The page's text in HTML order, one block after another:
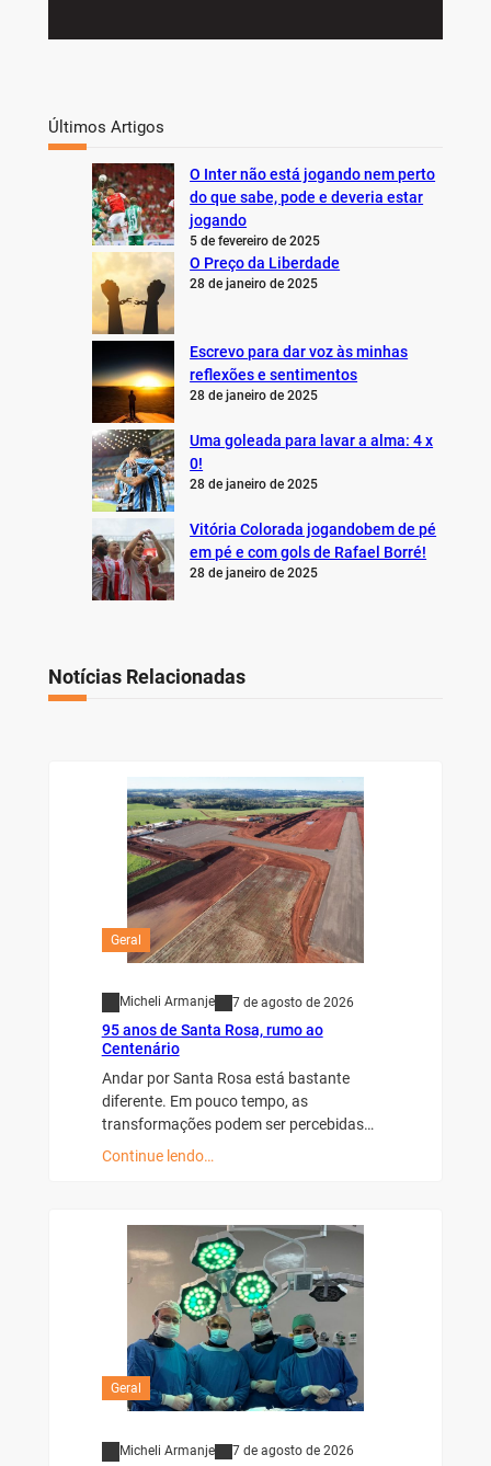
Últimos Artigos
O Inter não está jogando nem perto
do que sabe, pode e deveria estar
jogando
5 de fevereiro de 2025
O Preço da Liberdade
28 de janeiro de 2025
Escrevo para dar voz às minhas
reflexões e sentimentos
28 de janeiro de 2025
Uma goleada para lavar a alma: 4 x
0!
28 de janeiro de 2025
Vitória Colorada jogandobem de pé
em pé e com gols de Rafael Borré!
28 de janeiro de 2025
Notícias Relacionadas
Geral
Micheli Armanje 7 de agosto de 2026
95 anos de Santa Rosa, rumo ao
Centenário
Andar por Santa Rosa está bastante
diferente. Em pouco tempo, as
transformações podem ser percebidas…
Continue lendo…
Geral
Micheli Armanje 7 de agosto de 2026